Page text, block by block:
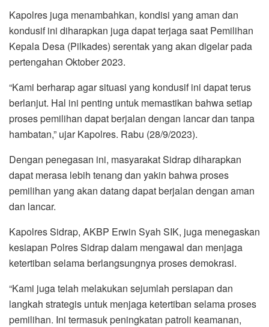
Kapolres juga menambahkan, kondisi yang aman dan
kondusif ini diharapkan juga dapat terjaga saat Pemilihan
Kepala Desa (Pilkades) serentak yang akan digelar pada
pertengahan Oktober 2023.
“Kami berharap agar situasi yang kondusif ini dapat terus
berlanjut. Hal ini penting untuk memastikan bahwa setiap
proses pemilihan dapat berjalan dengan lancar dan tanpa
hambatan,” ujar Kapolres. Rabu (28/9/2023).
Dengan penegasan ini, masyarakat Sidrap diharapkan
dapat merasa lebih tenang dan yakin bahwa proses
pemilihan yang akan datang dapat berjalan dengan aman
dan lancar.
Kapolres Sidrap, AKBP Erwin Syah SIK, juga menegaskan
kesiapan Polres Sidrap dalam mengawal dan menjaga
ketertiban selama berlangsungnya proses demokrasi.
“Kami juga telah melakukan sejumlah persiapan dan
langkah strategis untuk menjaga ketertiban selama proses
pemilihan. Ini termasuk peningkatan patroli keamanan,